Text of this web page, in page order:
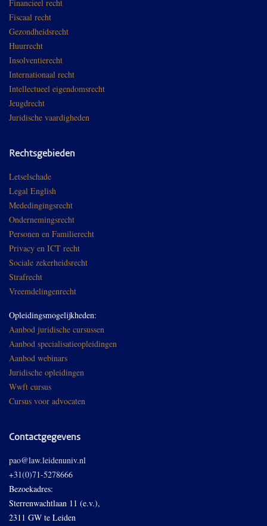
Financieel recht
Fiscaal recht
Gezondheidsrecht
Huurrecht
Insolventierecht
Internationaal recht
Intellectueel eigendomsrecht
Jeugdrecht
Juridische vaardigheden
Rechtsgebieden
Letselschade
Legal English
Mededingingsrecht
Ondernemingsrecht
Personen en Familierecht
Privacy en ICT recht
Sociale zekerheidsrecht
Strafrecht
Vreemdelingenrecht
Opleidingsmogelijkheden:
Aanbod juridische cursussen
Aanbod specialisatieopleidingen
Aanbod webinars
Juridische opleidingen
Wwft cursus
Cursus voor advocaten
Contactgegevens
pao@law.leidenuniv.nl
+31(0)71-5278666
Bezoekadres:
Sterrenwachtlaan 11 (e.v.),
2311 GW te Leiden